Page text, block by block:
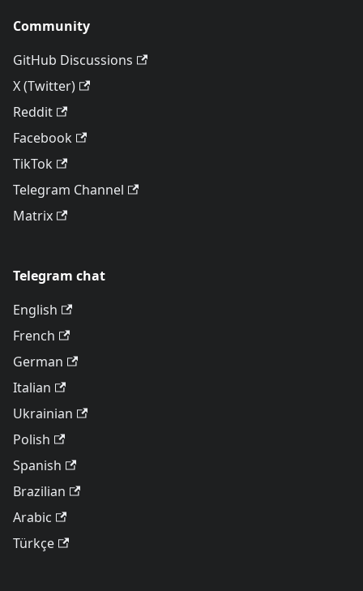
Community
GitHub Discussions
X (Twitter)
Reddit
Facebook
TikTok
Telegram Channel
Matrix
Telegram chat
English
French
German
Italian
Ukrainian
Polish
Spanish
Brazilian
Arabic
Türkçe